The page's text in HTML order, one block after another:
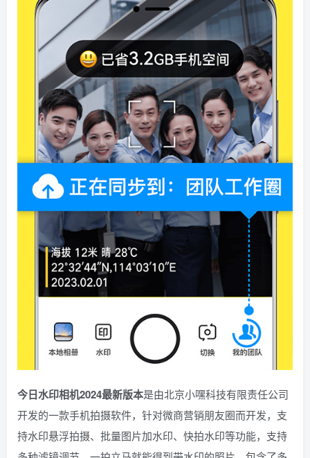
今日水印相机2024最新版本是由北京小嘿科技有限责任公司
开发的一款手机拍摄软件，针对微商营销朋友圈而开发，支
持水印悬浮拍摄、批量图片加水印、快拍水印等功能，支持